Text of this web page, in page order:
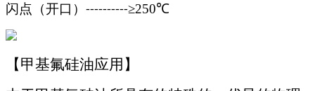
闪点（开口 ） ----------≥250℃
【甲基氟硅油应用】